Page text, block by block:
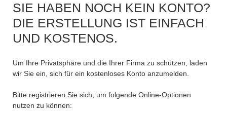
SIE HABEN NOCH KEIN KONTO?
DIE ERSTELLUNG IST EINFACH
UND KOSTENOS.
Um Ihre Privatsphäre und die Ihrer Firma zu schützen, laden
wir Sie ein, sich für ein kostenloses Konto anzumelden.
Bitte registrieren Sie sich, um folgende Online-Optionen
nutzen zu können: